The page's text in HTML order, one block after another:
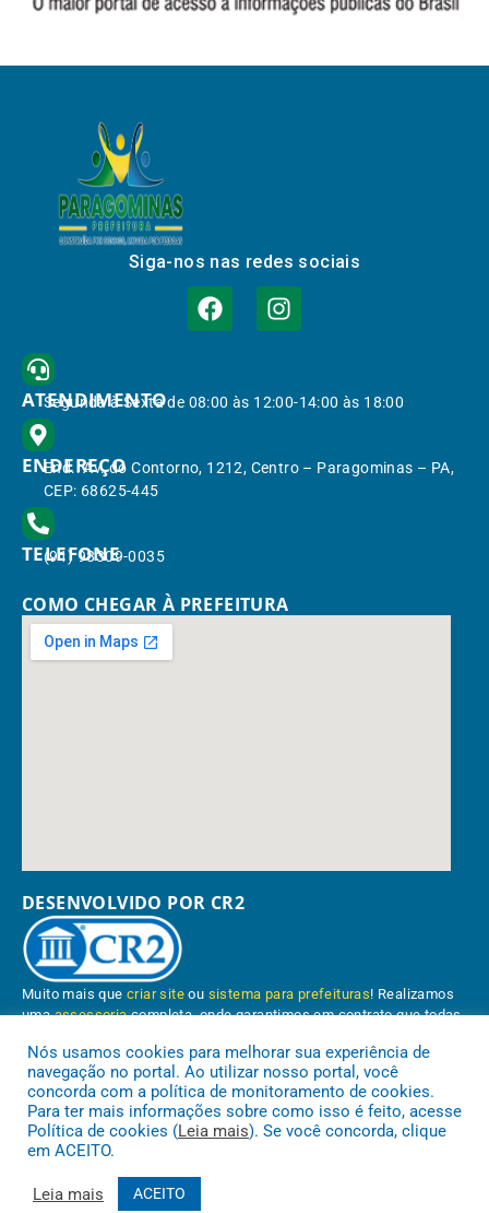
Siga-nos nas redes sociais
ATENDIMENTO
Segunda à Sexta de 08:00 às 12:00-14:00 às 18:00
ENDEREÇO
End.: Av. do Contorno, 1212, Centro – Paragominas – PA,
CEP: 68625-445
TELEFONE
(91) 98309-0035
COMO CHEGAR À PREFEITURA
DESENVOLVIDO POR CR2
Muito mais quecriar site ou sistema para prefeituras! Realizamos
umaassessoriacompleta, onde garantimos em contrato que todas
Conheça oPNTP e oRadar da Transparência Pública
Nós usamos cookies para melhorar sua experiência de
navegação no portal. Ao utilizar nosso portal, você
concorda com a política de monitoramento de cookies.
Para ter mais informações sobre como isso é feito, acesse
Política de cookies (Leia mais). Se você concorda, clique
em ACEITO.
Leia mais ACEITO